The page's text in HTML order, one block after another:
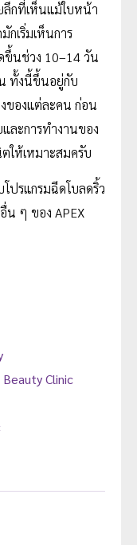
ลึกที่เห็นแม้ใบหน้า
กเริ่มเห็นการ
ขึ้นช่วง 10–14 วัน
ทั้งนี้ขึ้นอยู่กับ
ของแต่ละคน ก่อน
ละการทำงานของ
ให้เหมาะสมครับ
ปรแกรมฉีดโบลดริ้ว
น ๆ ของ APEX
Clinic